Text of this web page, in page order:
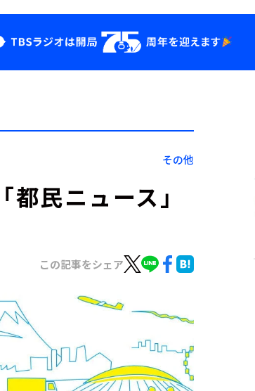
YouTube
その他
都民ニュース」
この記事をシェア